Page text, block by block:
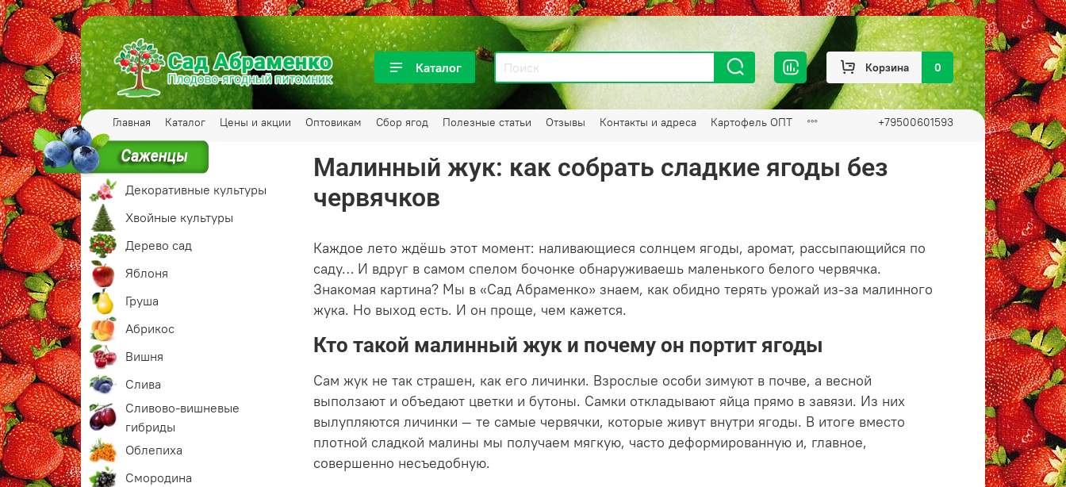
Каталог Корзина 0
Главная Каталог Цены и акции Оптовикам Сбор ягод Полезные статьи Отзывы Контакты и адреса Картофель ОПТ +79500601593
Малинный жук: как собрать сладкие ягоды без
червячков
Каждое лето ждёшь этот момент: наливающиеся солнцем ягоды, аромат, рассыпающийся по
саду… И вдруг в самом спелом бочонке обнаруживаешь маленького белого червячка.
Знакомая картина? Мы в «Сад Абраменко» знаем, как обидно терять урожай из‑за малинного
жука. Но выход есть. И он проще, чем кажется.
Кто такой малинный жук и почему он портит ягоды
Сам жук не так страшен, как его личинки. Взрослые особи зимуют в почве, а весной
выползают и объедают цветки и бутоны. Самки откладывают яйца прямо в завязи. Из них
вылупляются личинки — те самые червячки, которые живут внутри ягоды. В итоге вместо
плотной сладкой малины мы получаем мягкую, часто деформированную и, главное,
совершенно несъедобную.
Декоративные культуры
Хвойные культуры
Дерево сад
Яблоня
Груша
Абрикос
Вишня
Слива
Сливово-вишневые
гибриды
Облепиха
Смородина